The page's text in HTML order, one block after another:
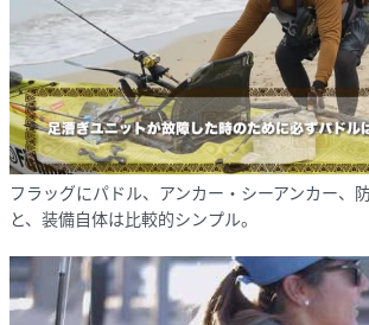
フラッグにパドル、アンカー・シーアンカー、
と、装備自体は比較的シンプル。